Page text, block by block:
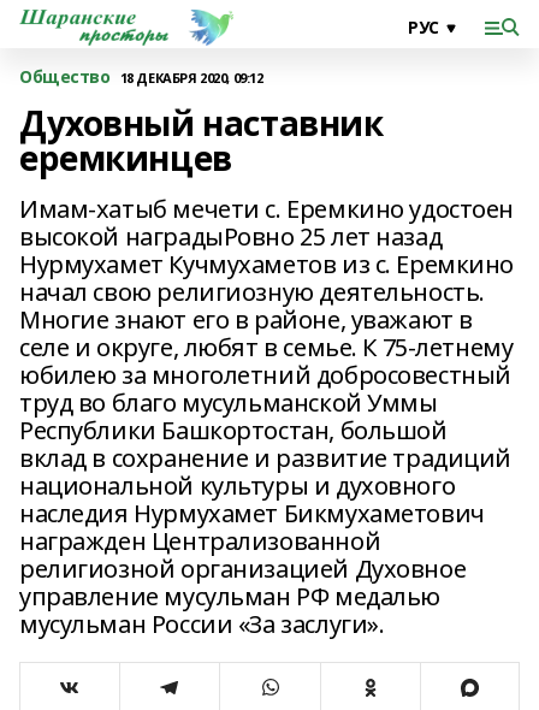
Общество 18 ДЕКАБРЯ 2020, 09:12
Духовный наставник
еремкинцев
Имам-хатыб мечети с. Еремкино удостоен
высокой наградыРовно 25 лет назад
Нурмухамет Кучмухаметов из с. Еремкино
начал свою религиозную деятельность.
Многие знают его в районе, уважают в
селе и округе, любят в семье. К 75-летнему
юбилею за многолетний добросовестный
труд во благо мусульманской Уммы
Республики Башкортостан, большой
вклад в сохранение и развитие традиций
национальной культуры и духовного
наследия Нурмухамет Бикмухаметович
награжден Централизованной
религиозной организацией Духовное
управление мусульман РФ медалью
мусульман России «За заслуги».